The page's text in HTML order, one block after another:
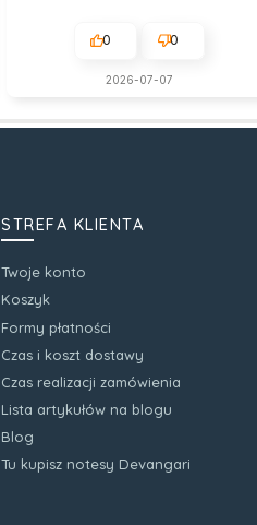
0 0
2026-07-07
STREFA KLIENTA
Twoje konto
Koszyk
Formy płatności
Czas i koszt dostawy
Czas realizacji zamówienia
Lista artykułów na blogu
Blog
Tu kupisz notesy Devangari